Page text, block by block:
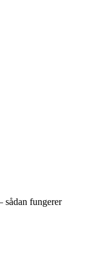
sådan fungerer